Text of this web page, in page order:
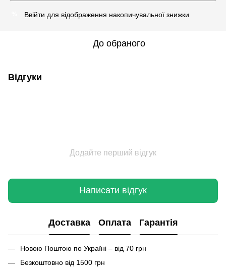
Ввійти для відображення накопичувальної знижки
До обраного
Відгуки
Додайте перший відгук
Написати відгук
Доставка Оплата Гарантія
Новою Поштою по Україні – від 70 грн
Безкоштовно від 1500 грн